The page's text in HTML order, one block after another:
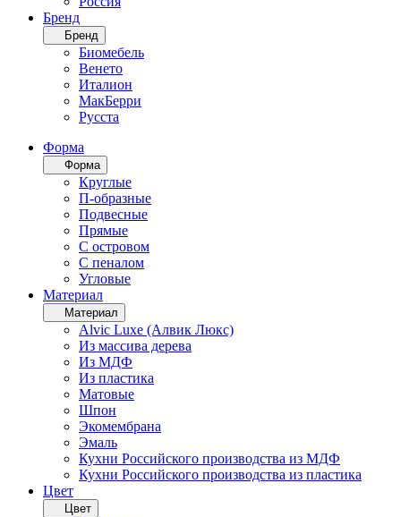
Бренд
Бренд
Биомебель
Венето
Италион
МакБерри
Русста
Форма
Форма
Круглые
П-образные
Подвесные
Прямые
С островом
С пеналом
Угловые
Материал
Материал
Alvic Luxe (Алвик Люкс)
Из массива дерева
Из МДФ
Из пластика
Матовые
Шпон
Экомембрана
Эмаль
Кухни Российского производства из МДФ
Кухни Российского производства из пластика
Цвет
Цвет